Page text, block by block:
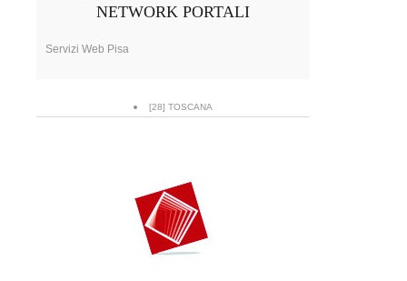
NETWORK PORTALI
Servizi Web Pisa
[28] TOSCANA